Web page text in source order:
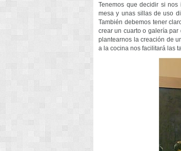
Tenemos que decidir si
mesa y unas sillas de uso
También debemos tener
crear un cuarto o galería
plantearnos la creación de
a la cocina nos facilitará las